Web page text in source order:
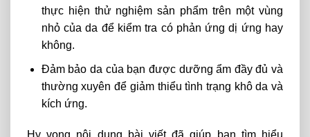
thực hiện thử nghiệm sản phẩm trên một vùng
nhỏ của da để kiểm tra có phản ứng dị ứng hay
không.
Đảm bảo da của bạn được dưỡng ẩm đầy đủ và
thường xuyên để giảm thiểu tình trạng khô da và
kích ứng.